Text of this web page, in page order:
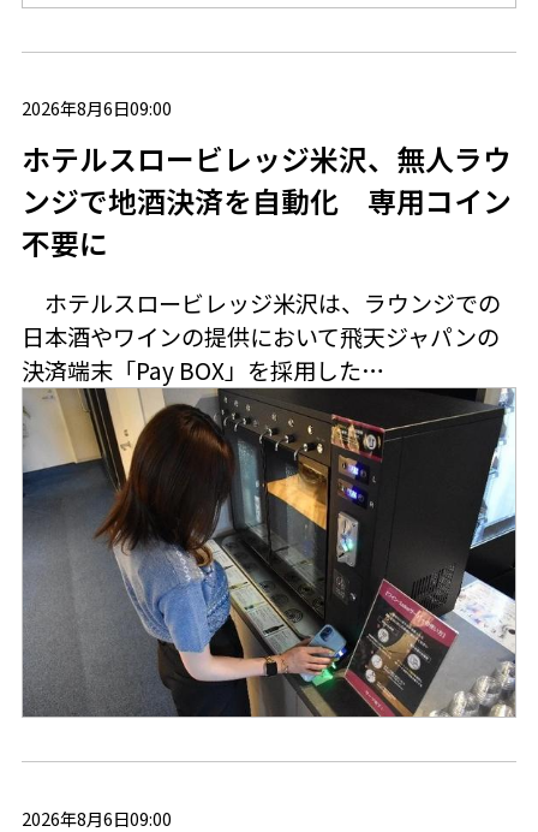
2026年8月6日09:00
ホテルスロービレッジ米沢、無人ラウ
ンジで地酒決済を自動化 専用コイン
不要に
ホテルスロービレッジ米沢は、ラウンジでの
日本酒やワインの提供において飛天ジャパンの
決済端末「Pay BOX」を採用した…
2026年8月6日09:00